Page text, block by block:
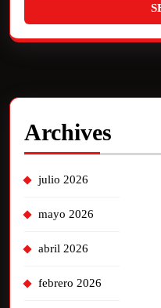
Archives
julio 2026
mayo 2026
abril 2026
febrero 2026